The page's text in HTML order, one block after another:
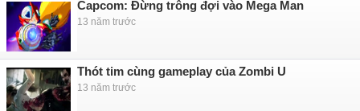
Capcom: Đừng trông đợi vào Mega Man
13 năm trước
Thót tim cùng gameplay của Zombi U
13 năm trước